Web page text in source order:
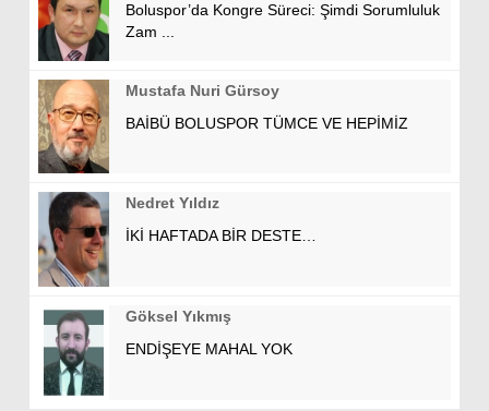
Boluspor’da Kongre Süreci: Şimdi Sorumluluk
Zam ...
Mustafa Nuri Gürsoy
BAİBÜ BOLUSPOR TÜMCE VE HEPİMİZ
Nedret Yıldız
İKİ HAFTADA BİR DESTE…
Göksel Yıkmış
ENDİŞEYE MAHAL YOK